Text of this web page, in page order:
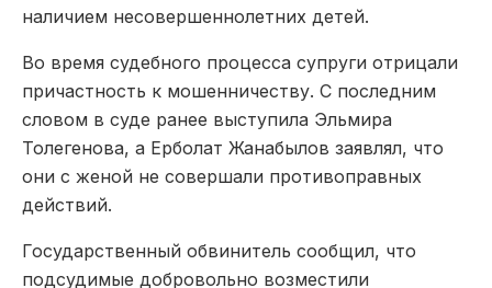
наличием несовершеннолетних детей.
Во время судебного процесса супруги отрицали
причастность к мошенничеству. С последним
словом в суде ранее выступила Эльмира
Толегенова, а Ерболат Жанабылов заявлял, что
они с женой не совершали противоправных
действий.
Государственный обвинитель сообщил, что
подсудимые добровольно возместили